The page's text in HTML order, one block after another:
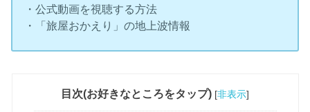
・公式動画を視聴する方法
・「旅屋おかえり」の地上波情報
目次(お好きなところをタップ) [非表示]